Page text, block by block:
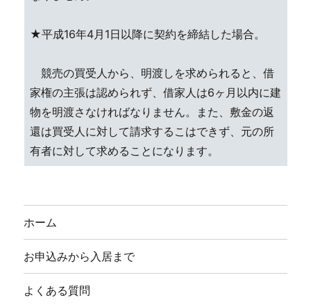
★平成16年4月1日以降に契約を締結した場合。
競売の買受人から、明渡しを求められると、借
家権の主張は認められず、借家人は6ヶ月以内に建
物を明渡さなければなりません。また、敷金の返
還は買受人に対して請求するこはできず、元の所
有者に対して求めることになります。
ホーム
お申込みから入居まで
よくある質問